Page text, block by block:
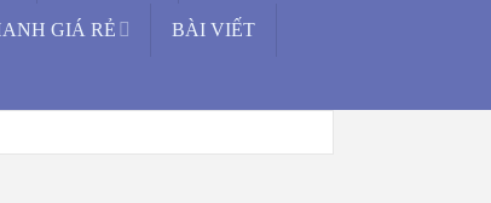
GIÁ RẺ BÀI VIẾT